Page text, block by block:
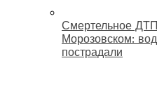
Смертельное
Морозовском:
пострадали